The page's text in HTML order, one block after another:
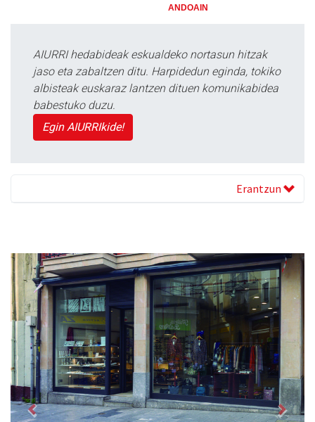
ANDOAIN
AIURRI hedabideak eskualdeko nortasun hitzak
jaso eta zabaltzen ditu. Harpidedun eginda, tokiko
albisteak euskaraz lantzen dituen komunikabidea
babestuko duzu.
Egin AIURRIkide!
Erantzun
Previous Next